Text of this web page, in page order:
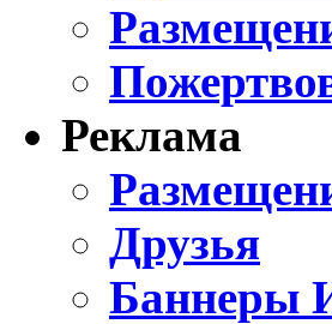
Реклама
Друзья
Баннеры